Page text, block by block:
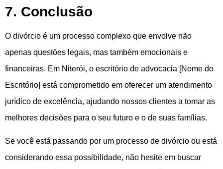
7. Conclusão
O divórcio é um processo complexo que envolve não
apenas questões legais, mas também emocionais e
financeiras. Em Niterói, o escritório de advocacia [Nome do
Escritório] está comprometido em oferecer um atendimento
jurídico de excelência, ajudando nossos clientes a tomar as
melhores decisões para o seu futuro e o de suas famílias.
Se você está passando por um processo de divórcio ou está
considerando essa possibilidade, não hesite em buscar